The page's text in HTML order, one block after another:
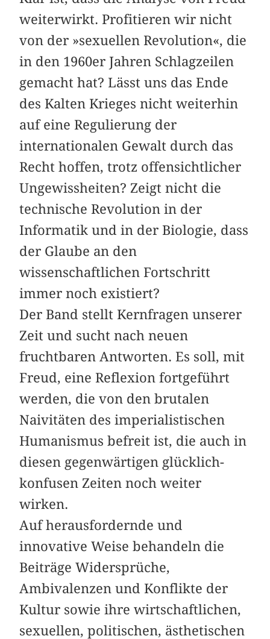
weiterwirkt. Profitieren wir nicht
von der »sexuellen Revolution«, die
in den 1960er Jahren Schlagzeilen
gemacht hat? Lässt uns das Ende
des Kalten Krieges nicht weiterhin
auf eine Regulierung der
internationalen Gewalt durch das
Recht hoffen, trotz offensichtlicher
Ungewissheiten? Zeigt nicht die
technische Revolution in der
Informatik und in der Biologie, dass
der Glaube an den
wissenschaftlichen Fortschritt
immer noch existiert?
Der Band stellt Kernfragen unserer
Zeit und sucht nach neuen
fruchtbaren Antworten. Es soll, mit
Freud, eine Reflexion fortgeführt
werden, die von den brutalen
Naivitäten des imperialistischen
Humanismus befreit ist, die auch in
diesen gegenwärtigen glücklich-
konfusen Zeiten noch weiter
wirken.
Auf herausfordernde und
innovative Weise behandeln die
Beiträge Widersprüche,
Ambivalenzen und Konflikte der
Kultur sowie ihre wirtschaftlichen,
sexuellen, politischen, ästhetischen